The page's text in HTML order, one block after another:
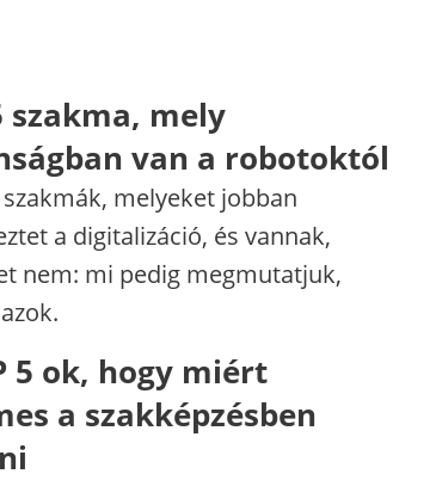
szakma, mely
van a robotoktól
melyeket jobban
a digitalizáció, és vannak,
nem: mi pedig megmutatjuk,
5 ok, hogy miért
a szakképzésben